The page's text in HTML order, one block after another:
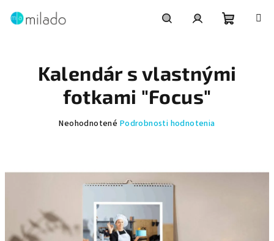
košík
Kalendár s vlastnými
fotkami "Focus"
Priemerné
0,0
hviezdičiek.
Neohodnotené Podrobnosti hodnotenia